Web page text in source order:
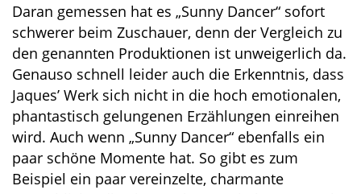
Daran gemessen hat es „Sunny Dancer“ sofort
schwerer beim Zuschauer, denn der Vergleich zu
den genannten Produktionen ist unweigerlich da.
Genauso schnell leider auch die Erkenntnis, dass
Jaques’ Werk sich nicht in die hoch emotionalen,
phantastisch gelungenen Erzählungen einreihen
wird. Auch wenn „Sunny Dancer“ ebenfalls ein
paar schöne Momente hat. So gibt es zum
Beispiel ein paar vereinzelte, charmante